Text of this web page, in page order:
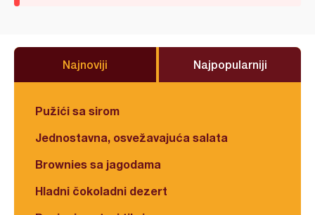
Najnoviji Najpopularniji
Pužići sa sirom
Jednostavna, osvežavajuća salata
Brownies sa jagodama
Hladni čokoladni dezert